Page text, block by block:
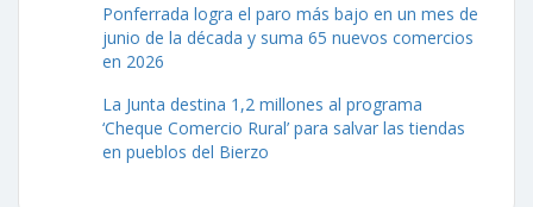
Ponferrada logra el paro más bajo en un mes de
junio de la década y suma 65 nuevos comercios
en 2026
La Junta destina 1,2 millones al programa
‘Cheque Comercio Rural’ para salvar las tiendas
en pueblos del Bierzo